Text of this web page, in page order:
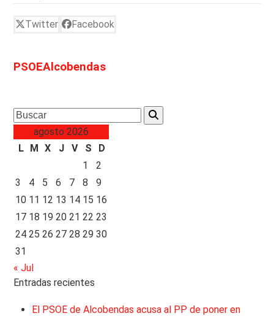
Twitter Facebook
PSOEAlcobendas
Search
agosto 2026
L M X J V S
D
1
2
3
4 5 6 7 8
9
10 11 12 13 14 15 16
17 18 19 20 21 22 23
24 25 26 27 28 29 30
31
« Jul
Entradas recientes
El PSOE de Alcobendas acusa al PP de poner en